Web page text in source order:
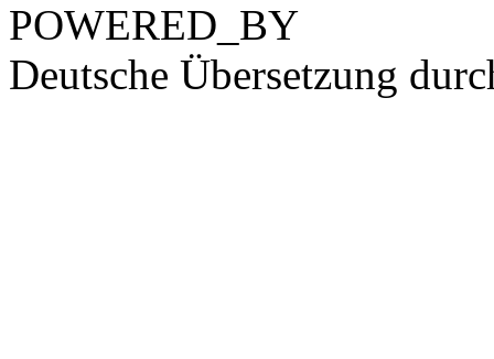
POWERED_BY
Deutsche Übersetzung